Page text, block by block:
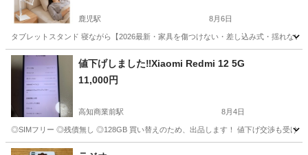
鹿児駅 8月6日
タブレットスタンド 寝ながら【2026最新・家具を傷つけない・差し込み式・揺れない
高知 高知市 鹿児駅 携帯電話/スマホ
値下げしました‼︎Xiaomi Redmi 12 5G
11,000円
高知商業前駅 8月4日
◎SIMフリー ◎残債無し ◎128GB 買い替えのため、出品します！ 値下げ交渉も受け付
高知 高知市 高知商業前駅